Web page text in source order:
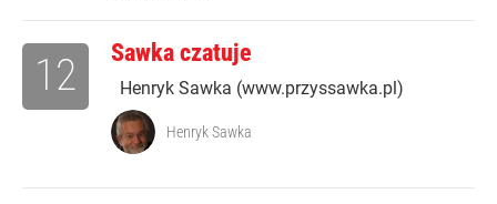
Sawka czatuje
Henryk Sawka (www.przyssawka.pl)
12
Henryk Sawka